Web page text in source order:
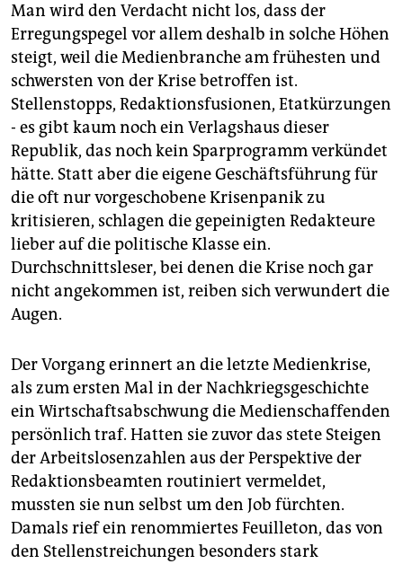
Man wird den Verdacht nicht los, dass der
Erregungspegel vor allem deshalb in solche Höhen
steigt, weil die Medienbranche am frühesten und
schwersten von der Krise betroffen ist.
Stellenstopps, Redaktionsfusionen, Etatkürzungen
- es gibt kaum noch ein Verlagshaus dieser
Republik, das noch kein Sparprogramm verkündet
hätte. Statt aber die eigene Geschäftsführung für
die oft nur vorgeschobene Krisenpanik zu
kritisieren, schlagen die gepeinigten Redakteure
lieber auf die politische Klasse ein.
Durchschnittsleser, bei denen die Krise noch gar
nicht angekommen ist, reiben sich verwundert die
Augen.
Der Vorgang erinnert an die letzte Medienkrise,
als zum ersten Mal in der Nachkriegsgeschichte
ein Wirtschaftsabschwung die Medienschaffenden
persönlich traf. Hatten sie zuvor das stete Steigen
der Arbeitslosenzahlen aus der Perspektive der
Redaktionsbeamten routiniert vermeldet,
mussten sie nun selbst um den Job fürchten.
Damals rief ein renommiertes Feuilleton, das von
den Stellenstreichungen besonders stark